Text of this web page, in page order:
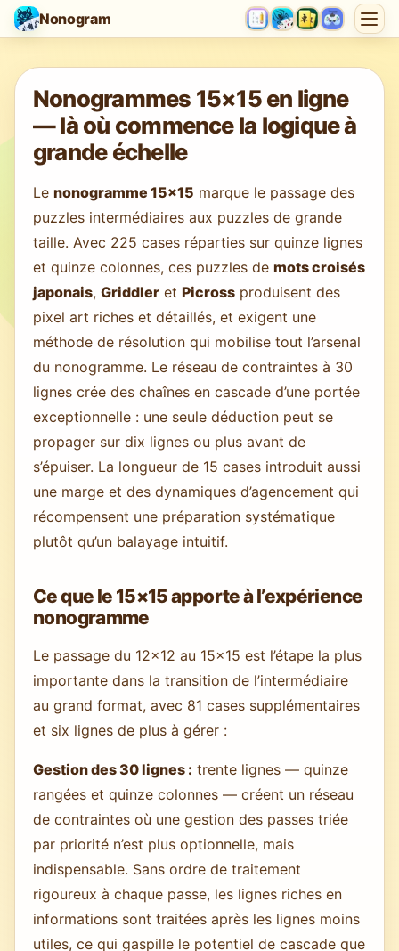
Nonogram
Chargement du jeu…
Nonogrammes 15×15 en ligne
— là où commence la logique à
grande échelle
Le nonogramme 15×15 marque le passage des
puzzles intermédiaires aux puzzles de grande
taille. Avec 225 cases réparties sur quinze lignes
et quinze colonnes, ces puzzles de mots croisés
japonais, Griddler et Picross produisent des
pixel art riches et détaillés, et exigent une
méthode de résolution qui mobilise tout l’arsenal
du nonogramme. Le réseau de contraintes à 30
lignes crée des chaînes en cascade d’une portée
exceptionnelle : une seule déduction peut se
propager sur dix lignes ou plus avant de
s’épuiser. La longueur de 15 cases introduit aussi
une marge et des dynamiques d’agencement qui
récompensent une préparation systématique
plutôt qu’un balayage intuitif.
Ce que le 15×15 apporte à l’expérience
nonogramme
Le passage du 12×12 au 15×15 est l’étape la plus
importante dans la transition de l’intermédiaire
au grand format, avec 81 cases supplémentaires
et six lignes de plus à gérer :
Gestion des 30 lignes : trente lignes — quinze
rangées et quinze colonnes — créent un réseau
de contraintes où une gestion des passes triée
par priorité n’est plus optionnelle, mais
indispensable. Sans ordre de traitement
rigoureux à chaque passe, les lignes riches en
informations sont traitées après les lignes moins
utiles, ce qui gaspille le potentiel de cascade que